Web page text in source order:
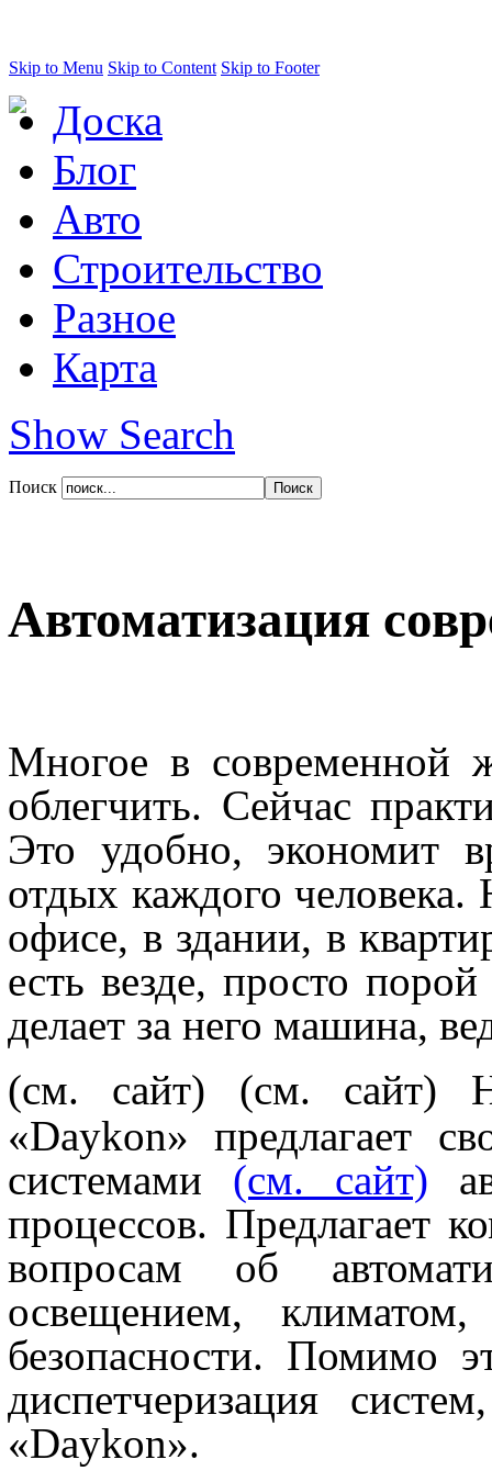
Skip to Menu Skip to Content Skip to Footer
Доска
Блог
Авто
Строительство
Разное
Карта
Show Search
Поиск
Автоматизация
Многое в современной
облегчить. Сейчас
Это удобно, экономит
отдых каждого человека.
офисе, в здании, в
есть везде, просто
делает за него машина,
(см. сайт) (см. сайт)
«Daykon» предлагает
системами (см. сайт)
процессов. Предлагает
вопросам об
освещением, климатом,
безопасности. Помимо
диспетчеризация
«Daykon».